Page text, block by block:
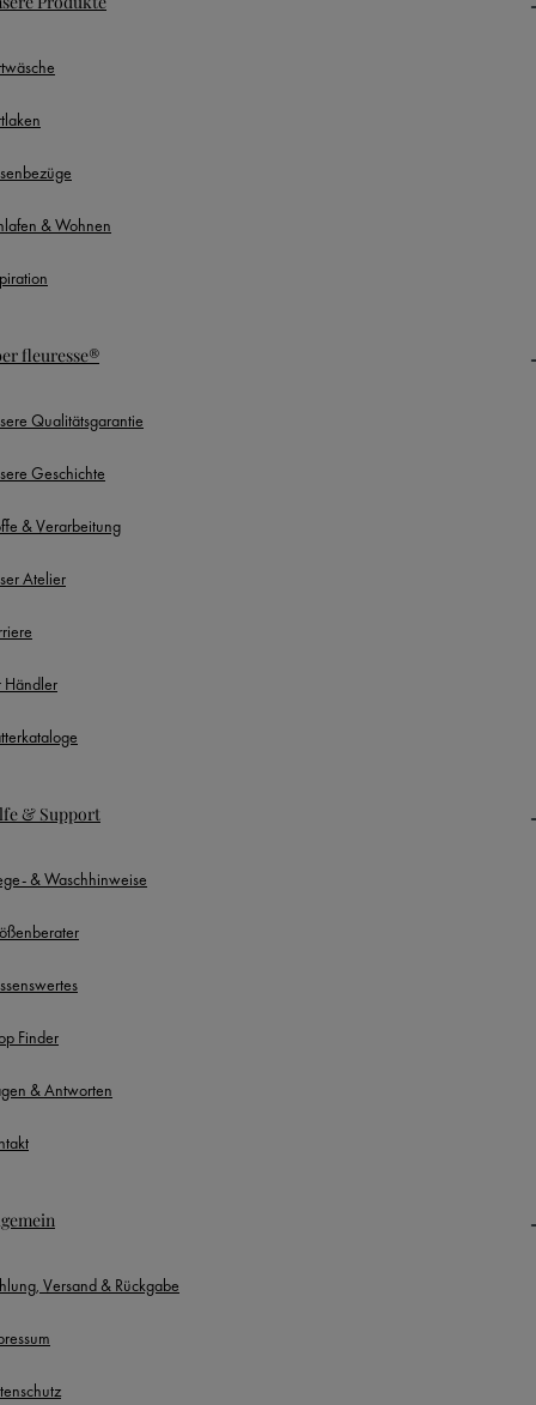
& Wohnen
fleuresse®
Qualitätsgarantie
Geschichte
& Verarbeitung
Atelier
Händler
& Support
& Waschhinweise
Finder
& Antworten
Versand & Rückgabe